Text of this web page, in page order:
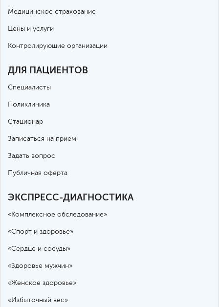
Медицинское страхование
Цены и услуги
Контролирующие организации
ДЛЯ ПАЦИЕНТОВ
Специалисты
Поликлиника
Стационар
Записаться на прием
Задать вопрос
Публичная оферта
ЭКСПРЕСС-ДИАГНОСТИКА
«Комплексное обследование»
«Спорт и здоровье»
«Сердце и сосуды»
«Здоровье мужчин»
«Женское здоровье»
«Избыточный вес»